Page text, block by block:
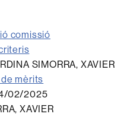
comissió
SIMORRA, XAVIER
mèrits
02/2025
XAVIER